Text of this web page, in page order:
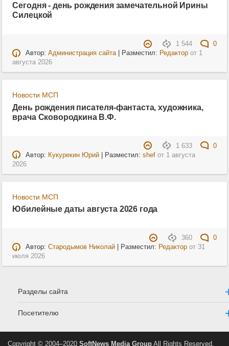
Сегодня - день рождения замечательной Ирины
Силецкой
1 544
0
Автор: Администрация сайта| Разместил: Редакторот 1
августа 2026
Новости МСП
День рождения писателя-фантаста, художника,
врача Сковородкина В.Ф.
1 633
0
Автор: Кукурекин Юрий| Разместил: shefот 1 августа
2026
Новости МСП
Юбилейные даты августа 2026 года
360
0
Автор: Стародымов Николай| Разместил: Редакторот 31
июля 2026
Разделы сайта
Посетителю
Copyright © 2004–2020 SoftNews Media Group All Rights Reserved.